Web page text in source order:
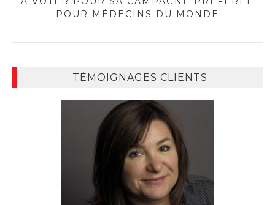
POUR MÉDECINS DU MONDE
TÉMOIGNAGES CLIENTS